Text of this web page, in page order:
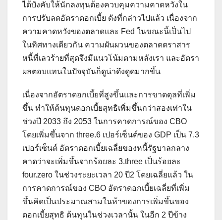
ได้บังคับให้นักลงทุนต้องควบคุมความคาดหวังใน
การปรับลดอัตราดอกเบี้ย ดังที่กล่าวไปแล้ว เนื่องจาก
ความคาดหวังของตลาดและ Fed ในขณะนี้เป็นไป
ในทิศทางเดียวกัน ความผันผวนของตลาดตราสาร
หนี้ที่เลวร้ายที่สุดจึงมีแนวโน้มตามหลังเรา และอัตรา
ผลตอบแทนในปัจจุบันก็ดูน่าดึงดูดมากขึ้น
เนื่องจากอัตราดอกเบี้ยที่สูงขึ้นและการขาดดุลที่เพิ่ม
ขึ้น ทำให้ต้นทุนดอกเบี้ยสุทธิเพิ่มขึ้นกว่าสองเท่าใน
ช่วงปี 2033 ถึง 2053 ในการคาดการณ์ของ CBO
โดยเพิ่มขึ้นจาก three.6 เปอร์เซ็นต์ของ GDP เป็น 7.3
เปอร์เซ็นต์ อัตราดอกเบี้ยเฉลี่ยของหนี้รัฐบาลกลาง
คาดว่าจะเพิ่มขึ้นจากร้อยละ 3.three เป็นร้อยละ
four.zero ในช่วงระยะเวลา 20 ปี2 โดยเฉลี่ยแล้ว ใน
การคาดการณ์ของ CBO อัตราดอกเบี้ยเฉลี่ยที่เพิ่ม
ขึ้นคิดเป็นประมาณสามในห้าของการเพิ่มขึ้นของ
ดอกเบี้ยสุทธิ ต้นทุนในช่วงเวลานั้น ในอีก 2 ปีข้าง